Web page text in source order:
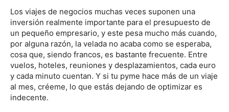
Los viajes de negocios muchas veces suponen una
inversión realmente importante para el presupuesto de
un pequeño empresario, y este pesa mucho más cuando,
por alguna razón, la velada no acaba como se esperaba,
cosa que, siendo francos, es bastante frecuente. Entre
vuelos, hoteles, reuniones y desplazamientos, cada euro
y cada minuto cuentan. Y si tu pyme hace más de un viaje
al mes, créeme, lo que estás dejando de optimizar es
indecente.